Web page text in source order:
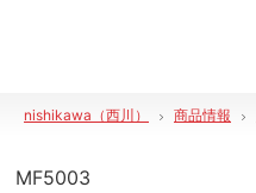
nishikawa（西川） 商品情報
MF5003